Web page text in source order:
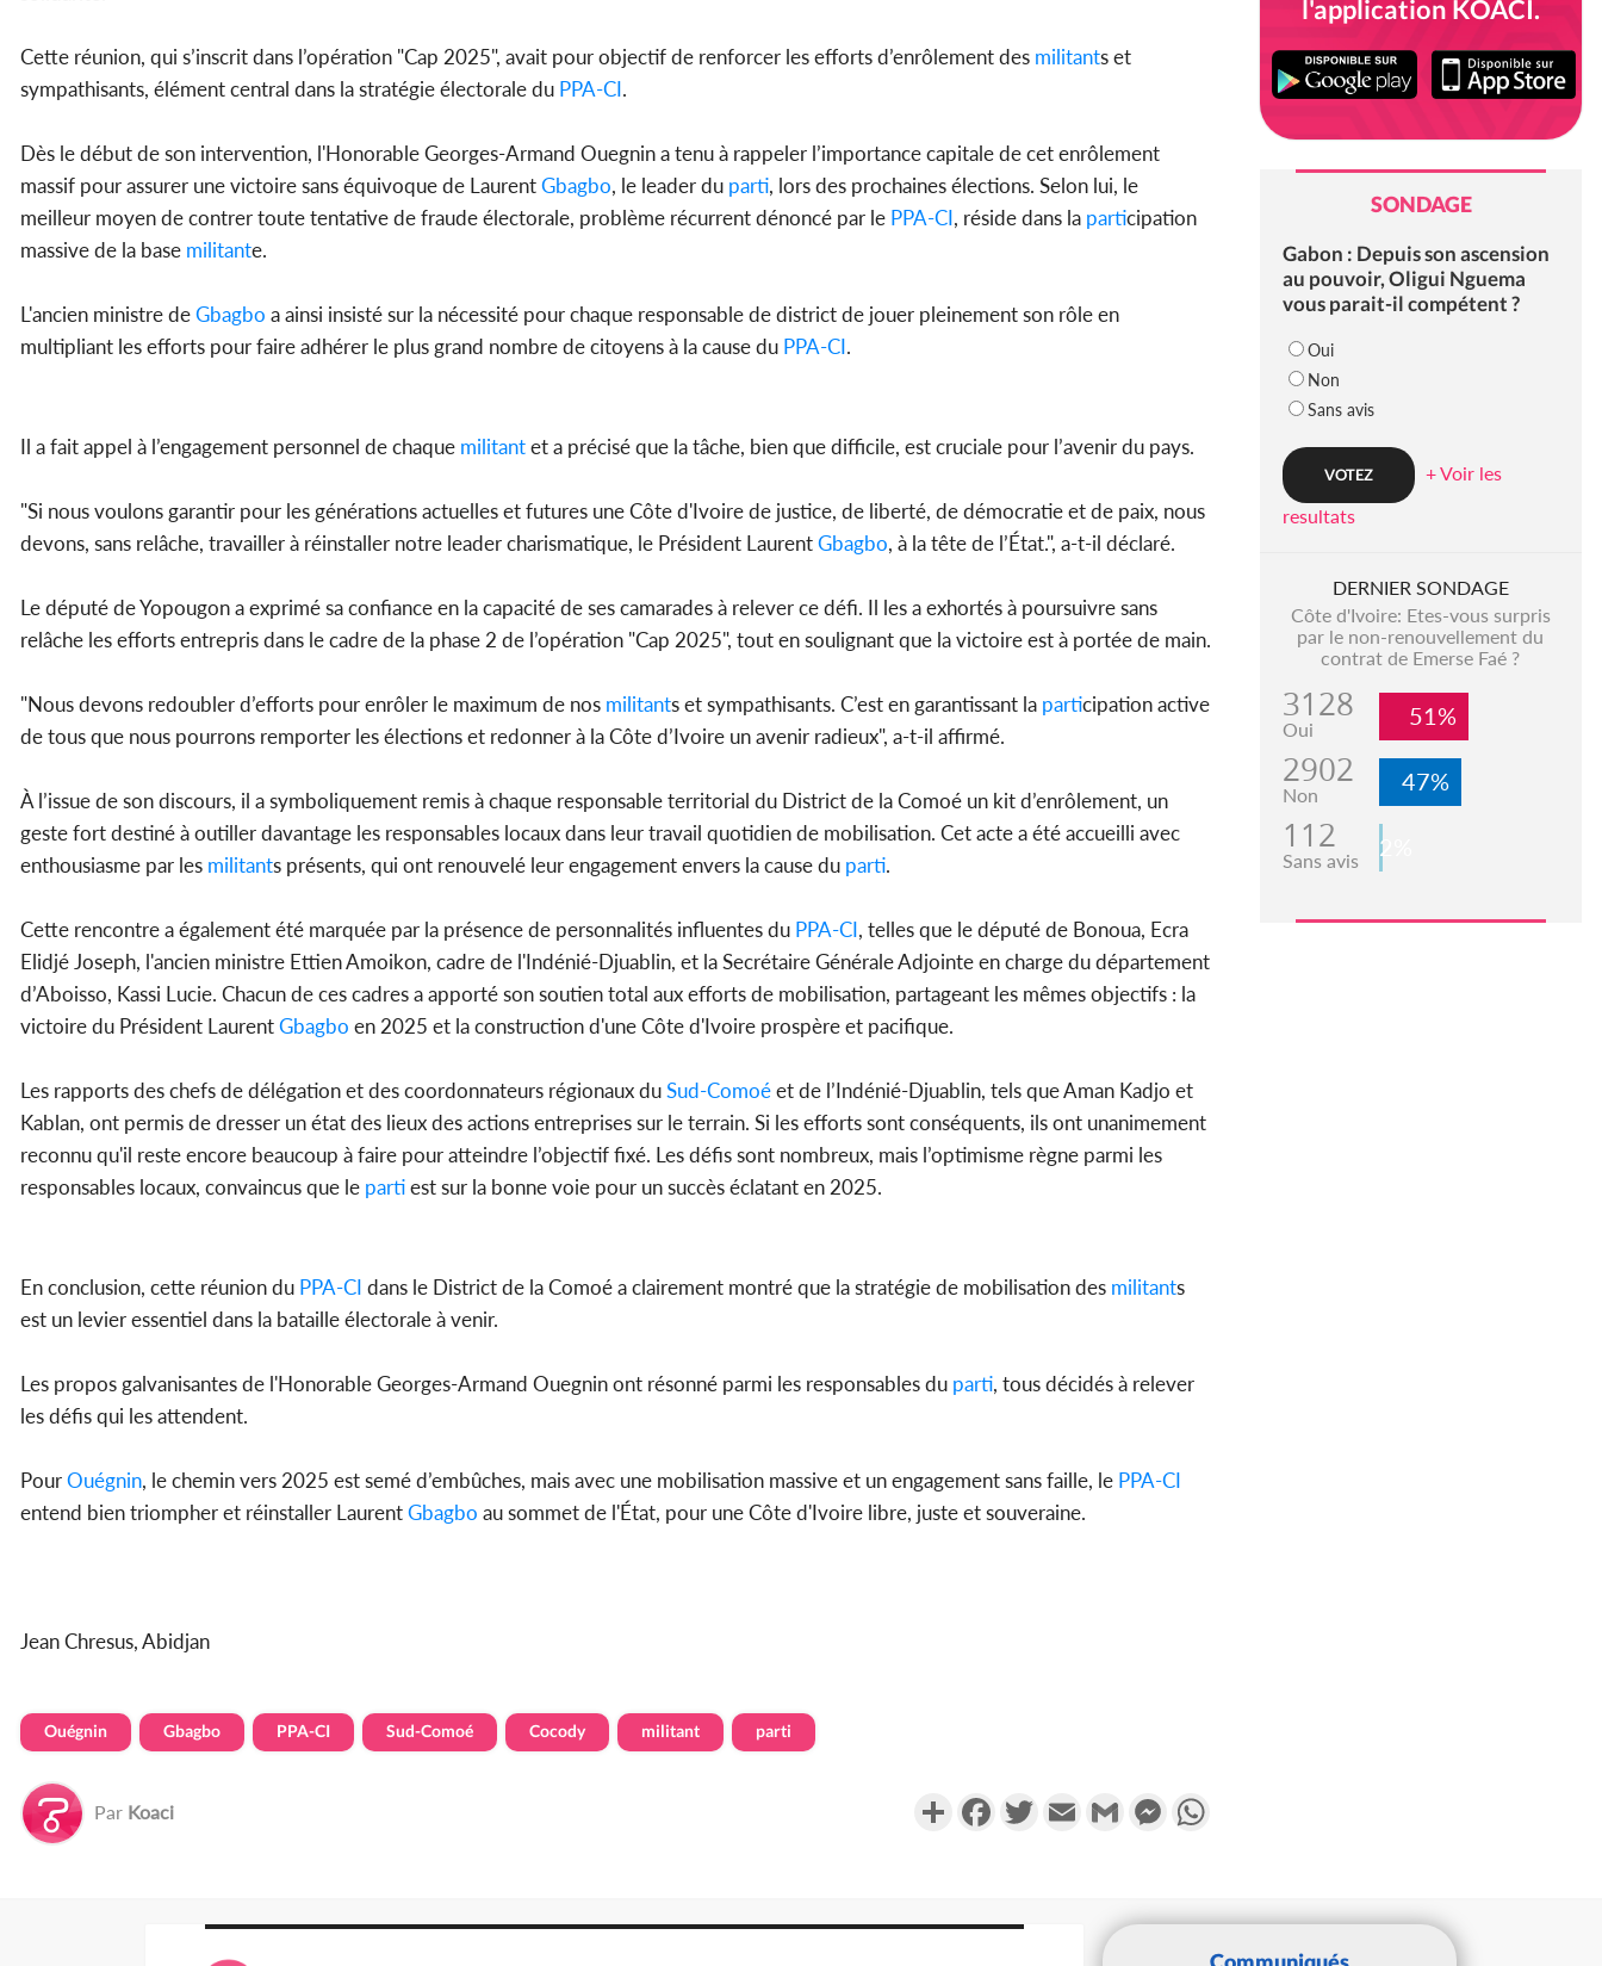
Cette réunion, qui s’inscrit dans l’opération "Cap 2025", avait pour objectif de renforcer les efforts d’enrôlement des militants et
sympathisants, élément central dans la stratégie électorale du PPA-CI.
Dès le début de son intervention, l'Honorable Georges-Armand Ouegnin a tenu à rappeler l’importance capitale de cet enrôlement
massif pour assurer une victoire sans équivoque de LaurentGbagbo, le leader du parti, lors des prochaines élections. Selon lui, le
meilleur moyen de contrer toute tentative de fraude électorale, problème récurrent dénoncé par le PPA-CI, réside dans la participation
massive de la base militante.
L'ancien ministre deGbagbo a ainsi insisté sur la nécessité pour chaque responsable de district de jouer pleinement son rôle en
multipliant les efforts pour faire adhérer le plus grand nombre de citoyens à la cause du PPA-CI.
Il a fait appel à l’engagement personnel de chaque militantet a précisé que la tâche, bien que difficile, est cruciale pour l’avenir du pays.
"Si nous voulons garantir pour les générations actuelles et futures une Côte d'Ivoire de justice, de liberté, de démocratie et de paix, nous
devons, sans relâche, travailler à réinstaller notre leader charismatique, le Président LaurentGbagbo, à la tête de l’État.", a-t-il déclaré.
Le député de Yopougon a exprimé sa confiance en la capacité de ses camarades à relever ce défi. Il les a exhortés à poursuivre sans
relâche les efforts entrepris dans le cadre de la phase 2 de l’opération "Cap 2025", tout en soulignant que la victoire est à portée de main.
"Nous devons redoubler d’efforts pour enrôler le maximum de nos militants et sympathisants. C’est en garantissant la participation active
de tous que nous pourrons remporter les élections et redonner à la Côte d’Ivoire un avenir radieux", a-t-il affirmé.
À l’issue de son discours, il a symboliquement remis à chaque responsable territorial du District de la Comoé un kit d’enrôlement, un
geste fort destiné à outiller davantage les responsables locaux dans leur travail quotidien de mobilisation. Cet acte a été accueilli avec
enthousiasme par les militants présents, qui ont renouvelé leur engagement envers la cause du parti.
Cette rencontre a également été marquée par la présence de personnalités influentes du PPA-CI, telles que le député de Bonoua, Ecra
Elidjé Joseph, l'ancien ministre Ettien Amoikon, cadre de l'Indénié-Djuablin, et la Secrétaire Générale Adjointe en charge du département
d’Aboisso, Kassi Lucie. Chacun de ces cadres a apporté son soutien total aux efforts de mobilisation, partageant les mêmes objectifs : la
victoire du Président LaurentGbagbo en 2025 et la construction d'une Côte d'Ivoire prospère et pacifique.
Les rapports des chefs de délégation et des coordonnateurs régionaux duSud-Comoéet de l’Indénié-Djuablin, tels que Aman Kadjo et
Kablan, ont permis de dresser un état des lieux des actions entreprises sur le terrain. Si les efforts sont conséquents, ils ont unanimement
reconnu qu'il reste encore beaucoup à faire pour atteindre l’objectif fixé. Les défis sont nombreux, mais l’optimisme règne parmi les
responsables locaux, convaincus que le partiest sur la bonne voie pour un succès éclatant en 2025.
En conclusion, cette réunion du PPA-CI dans le District de la Comoé a clairement montré que la stratégie de mobilisation des militants
est un levier essentiel dans la bataille électorale à venir.
Les propos galvanisantes de l'Honorable Georges-Armand Ouegnin ont résonné parmi les responsables du parti, tous décidés à relever
les défis qui les attendent.
PourOuégnin, le chemin vers 2025 est semé d’embûches, mais avec une mobilisation massive et un engagement sans faille, le PPA-CI
entend bien triompher et réinstaller LaurentGbagbo au sommet de l'État, pour une Côte d'Ivoire libre, juste et souveraine.
Jean Chresus, Abidjan
Ouégnin Gbagbo PPA-CI Sud-Comoé Cocody militant parti
Par Koaci PartagerFacebookTwitterEmail Gmail Messenger
l'application KOACI.
SONDAGE
Gabon : Depuis son ascension
au pouvoir, Oligui Nguema
vous parait-il compétent ?
Oui
Non
Sans avis
+ Voir les
resultats
DERNIER SONDAGE
Côte d'Ivoire: Etes-vous surpris
par le non-renouvellement du
contrat de Emerse Faé ?
3128
Oui 51%
2902
Non 47%
112
Sans avis 2%